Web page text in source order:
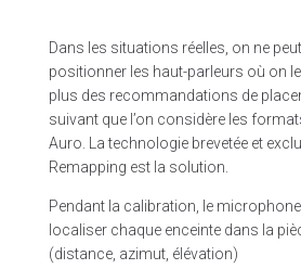
Dans les situations réelles, on ne
positionner les haut-parleurs où on
plus des recommandations de
suivant que l’on considère les
Auro. La technologie brevetée et
Remapping est la solution.
Pendant la calibration, le
localiser chaque enceinte dans la
(distance, azimut, élévation)